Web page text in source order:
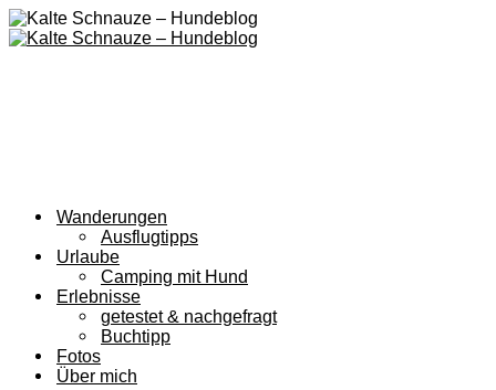
Wanderungen
Ausflugtipps
Urlaube
Camping mit Hund
Erlebnisse
getestet & nachgefragt
Buchtipp
Fotos
Über mich